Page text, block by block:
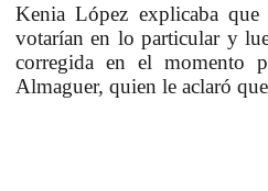
Kenia López explicaba que
votarían en lo particular y
corregida en el momento
Almaguer, quien le aclaró